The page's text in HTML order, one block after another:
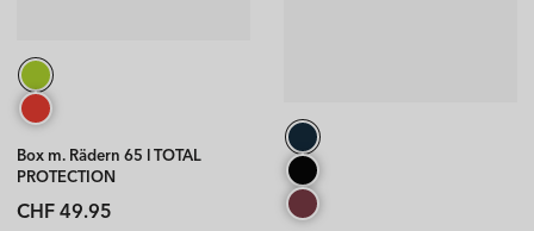
Box m. Rädern 65 l TOTAL
PROTECTION
Normaler
CHF 49.95